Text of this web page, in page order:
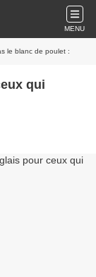
MENU
le blanc de poulet :
qui